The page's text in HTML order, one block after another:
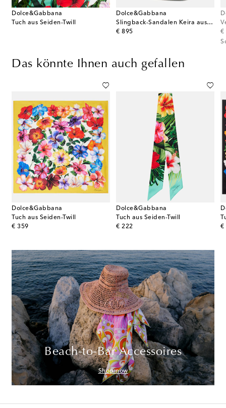
Dolce&Gabbana
Tuch aus Seiden-Twill
Dolce&Gabbana
Slingback-Sandalen Keira aus Satin
€ 895
original price €
Das könnte Ihnen auch gefallen
Dolce&Gabbana
Tuch aus Seiden-Twill
€ 359
original price
Dolce&Gabbana
Tuch aus Seiden-Twill
€ 222
original price
€
Beach-to-Bar Accessoires
Shop now